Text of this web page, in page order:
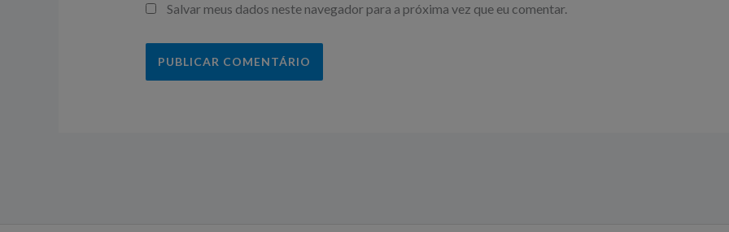
Salvar meus dados neste navegador para a próxima vez que eu comentar.